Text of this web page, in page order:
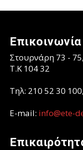
Επικοινωνία
Στουρνάρη 73 -
T.K 104 32
Τηλ: 210 52 30
E-mail: info@ete-